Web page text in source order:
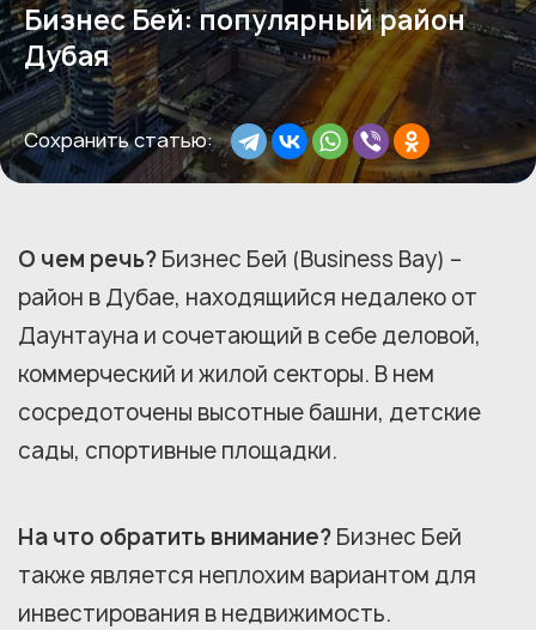
Бизнес Бей: популярный район
Дубая
Сохранить статью:
О чем речь? Бизнес Бей (Business Bay) –
район в Дубае, находящийся недалеко от
Даунтауна и сочетающий в себе деловой,
коммерческий и жилой секторы. В нем
сосредоточены высотные башни, детские
сады, спортивные площадки.
На что обратить внимание? Бизнес Бей
также является неплохим вариантом для
инвестирования в недвижимость.